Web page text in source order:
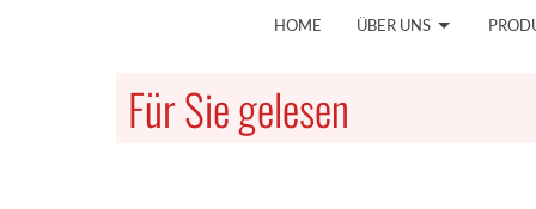
HOME ÜBER UNS
Für Sie gelesen